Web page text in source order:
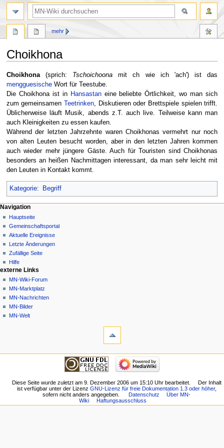
Choikhona
Zur
Navigation
springen
Zur
Suche
springen
Choikhona(sprich: Tschoichoona mit ch wie ich 'ach') ist das
mengguesischeWort für Teestube.
Die Choikhona ist in Hansastaneine beliebte Örtlichkeit, wo man sich
zum gemeinsamenTeetrinken , Diskutieren oder Brettspiele spielen trifft.
Üblicherweise läuft Musik, abends z.T. auch live. Teilweise kann man
auch Kleinigkeiten zu essen kaufen.
Während der letzten Jahrzehnte waren Choikhonas vermehrt nur noch
von alten Leuten besucht worden, aber in den letzten Jahren kommen
auch wieder mehr jüngere Gäste. Auch für Touristen sind Choikhonas
besonders an heißen Nachmittagen interessant, da man sehr leicht mit
den Leuten in Kontakt kommt.
Kategorie: Begriff
Navigationsmenü
Seitenaktionen
Seite
Diskussion
Lesen
Quelltext
anzeigen
Versionsgeschichte
mehr
Meine Werkzeuge
Nicht
angemeldet
Diskussionsseite
Beiträge
Anmelden
Navigation
Hauptseite
Gemeinschafts­portal
Aktuelle Ereignisse
Letzte Änderungen
Zufällige Seite
Hilfe
Suche
externe Links
MN-Wiki-Forum
MN-Marktplatz
MN-Nachrichten
MN-Bilder
MN-Welt
verlinkten
Navigation
portal
Aktuelle
Letzte
Diese Seite wurde zuletzt am 9. Dezember 2006 um 15:10 Uhr bearbeitet.
Der Inhalt
ist verfügbar unter der Lizenz GNU-Lizenz für freie Dokumentation 1.3 oder höher,
sofern nicht anders angegeben.
Datenschutz
Über MN-
Wiki
Haftungsausschluss